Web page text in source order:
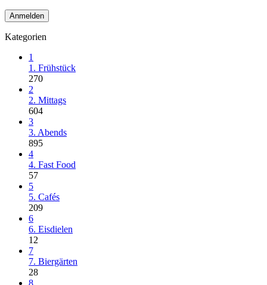
Kategorien
1
1. Frühstück
270
2
2. Mittags
604
3
3. Abends
895
4
4. Fast Food
57
5
5. Cafés
209
6
6. Eisdielen
12
7
7. Biergärten
28
8